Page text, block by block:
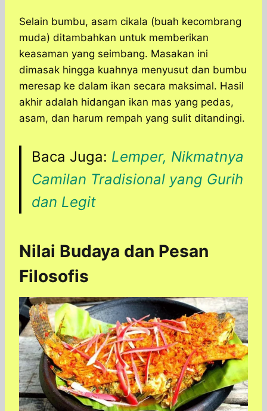
Selain bumbu, asam cikala (buah kecombrang
muda) ditambahkan untuk memberikan
keasaman yang seimbang. Masakan ini
dimasak hingga kuahnya menyusut dan bumbu
meresap ke dalam ikan secara maksimal. Hasil
akhir adalah hidangan ikan mas yang pedas,
asam, dan harum rempah yang sulit ditandingi.
Baca Juga: Lemper, Nikmatnya
Camilan Tradisional yang Gurih
dan Legit
Nilai Budaya dan Pesan
Filosofis